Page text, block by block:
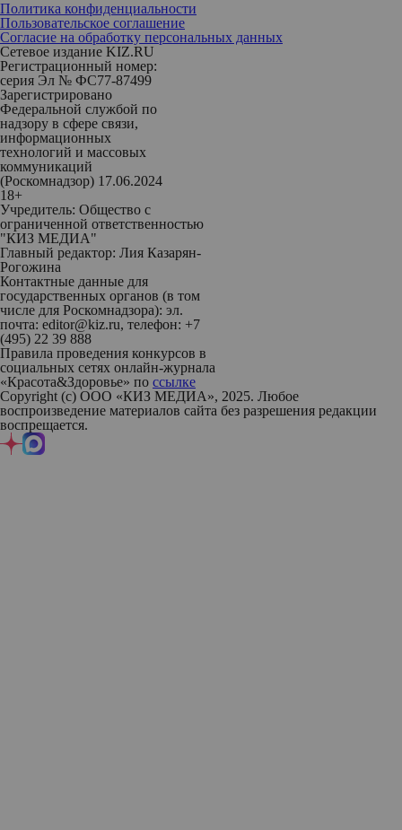
Политика конфиденциальности
Пользовательское соглашение
Согласие на обработку персональных данных
Сетевое издание KIZ.RU
Регистрационный номер:
серия Эл № ФС77-87499
Зарегистрировано
Федеральной службой по
надзору в сфере связи,
информационных
технологий и массовых
коммуникаций
(Роскомнадзор) 17.06.2024
18+
Учредитель: Общество с
ограниченной ответственностью
"КИЗ МЕДИА"
Главный редактор: Лия Казарян-
Рогожина
Контактные данные для
государственных органов (в том
числе для Роскомнадзора): эл.
почта: editor@kiz.ru, телефон: +7
(495) 22 39 888
Правила проведения конкурсов в
социальных сетях онлайн-журнала
«Красота&Здоровье» по ссылке
Copyright (с) ООО «КИЗ МЕДИА», 2025. Любое
воспроизведение материалов сайта без разрешения редакции
воспрещается.